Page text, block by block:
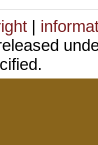
|